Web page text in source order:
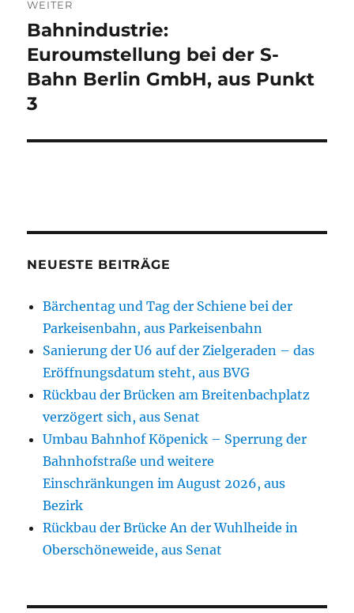
WEITER
Nächster
Beitrag:
Bahnindustrie:
Euroumstellung bei der S-
Bahn Berlin GmbH, aus Punkt
3
NEUESTE BEITRÄGE
Bärchentag und Tag der Schiene bei der
Parkeisenbahn, aus Parkeisenbahn
Sanierung der U6 auf der Zielgeraden – das
Eröffnungsdatum steht, aus BVG
Rückbau der Brücken am Breitenbachplatz
verzögert sich, aus Senat
Umbau Bahnhof Köpenick – Sperrung der
Bahnhofstraße und weitere
Einschränkungen im August 2026, aus
Bezirk
Rückbau der Brücke An der Wuhlheide in
Oberschöneweide, aus Senat